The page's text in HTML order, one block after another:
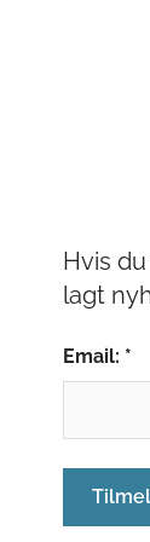
Hvis
lagt
Email: *